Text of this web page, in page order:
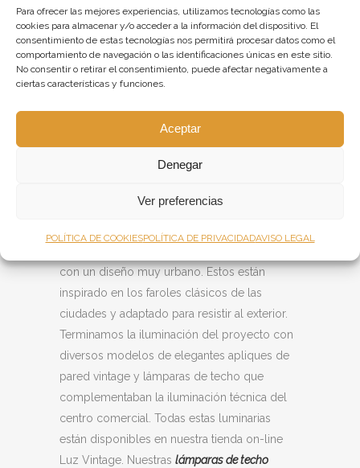
Para ofrecer las mejores experiencias, utilizamos tecnologías como las
cookies para almacenar y/o acceder a la información del dispositivo. El
consentimiento de estas tecnologías nos permitirá procesar datos como el
comportamiento de navegación o las identificaciones únicas en este sitio.
No consentir o retirar el consentimiento, puede afectar negativamente a
ciertas características y funciones.
Aceptar
Denegar
Ver preferencias
POLÍTICA DE COOKIESPOLÍTICA DE PRIVACIDADAVISO LEGAL
Zita, también disponibles en nuestra tienda
on-line. Unas originales luminarias vintage,
fabricadas con tres pantallas metálicas en
forma de cúpula invertida y colocadas
Barra del Gourmet”. Emiten una luz cálida y
suave que invita al comensal a disfrutar y a
relajarse mientras disfruta de un aperitivo.
Centro Comercial también corrió a cargo de
Dajor Iluminación. F
con un diseño muy urbano. Estos están
inspirado en los faroles clásicos de las
ciudades y adaptado para resistir al exterior.
Terminamos la iluminación del proyecto con
diversos modelos de elegantes apliques de
pared vintage y lámparas de techo que
complementaban la iluminación técnica del
centro comercial. Todas estas luminarias
están disponibles en nuestra tienda on-line
Luz Vintage. Nuestras lámparas de techo